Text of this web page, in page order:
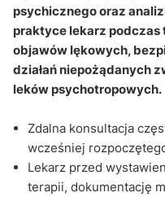
psychicznego oraz
praktyce lekarz podczas
objawów lękowych,
działań niepożądanych
leków psychotropowych.
Zdalna konsultacja
wcześniej
Lekarz przed
terapii, dokumentację